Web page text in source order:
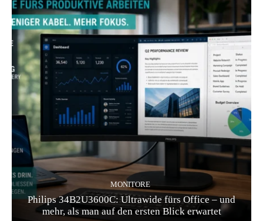
MONITORE
Philips 34B2U3600C: Ultrawide fürs Office – und
mehr, als man auf den ersten Blick erwartet